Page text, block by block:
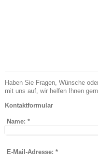
Haben Sie Fragen, Wünsche
mit uns auf, wir helfen Ihnen
Kontaktformular
Name: *
E-Mail-Adresse: *